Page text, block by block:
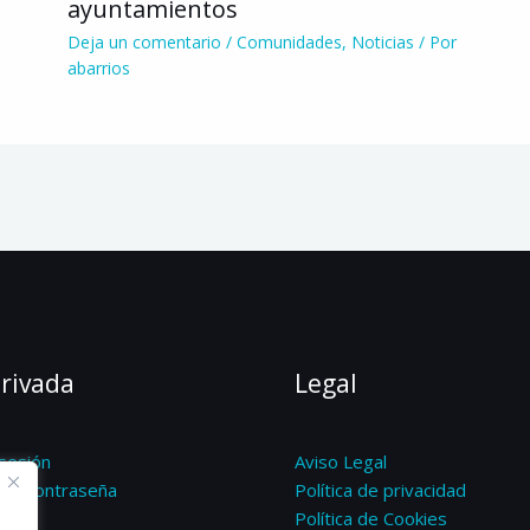
ayuntamientos
Deja un comentario / Comunidades, Noticias / Por
abarrios
la contraseña
Legal
Aviso Legal
Política de privacidad
Política de Cookies